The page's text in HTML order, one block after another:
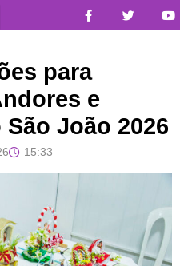
para
e
João 2026
15:33